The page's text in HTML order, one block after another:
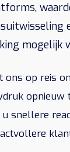
mogelijk
ons op reis
opnieuw
u snellere